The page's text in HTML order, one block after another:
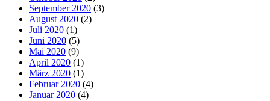
September 2020 (3)
August 2020 (2)
Juli 2020 (1)
Juni 2020 (5)
Mai 2020 (9)
April 2020 (1)
März 2020 (1)
Februar 2020 (4)
Januar 2020 (4)